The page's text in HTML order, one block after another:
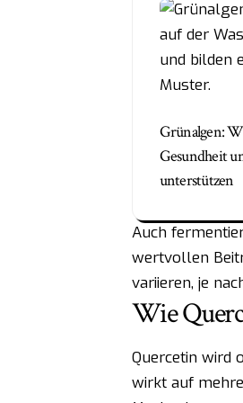
Grünalgen:
Gesundheit
unterstützen
Auch
wertvollen
variieren, je
Wie
Quercetin wird
wirkt auf